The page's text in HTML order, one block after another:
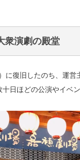
衆演劇の殿堂
に復旧したのち、運営
日ほどの公演やイベ